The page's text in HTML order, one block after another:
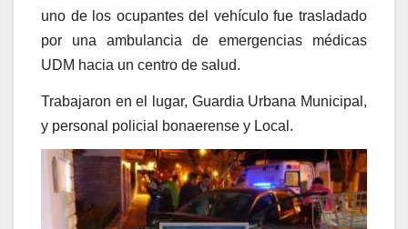
uno de los ocupantes del vehículo fue trasladado
por una ambulancia de emergencias médicas
UDM hacia un centro de salud.
Trabajaron en el lugar, Guardia Urbana Municipal,
y personal policial bonaerense y Local.